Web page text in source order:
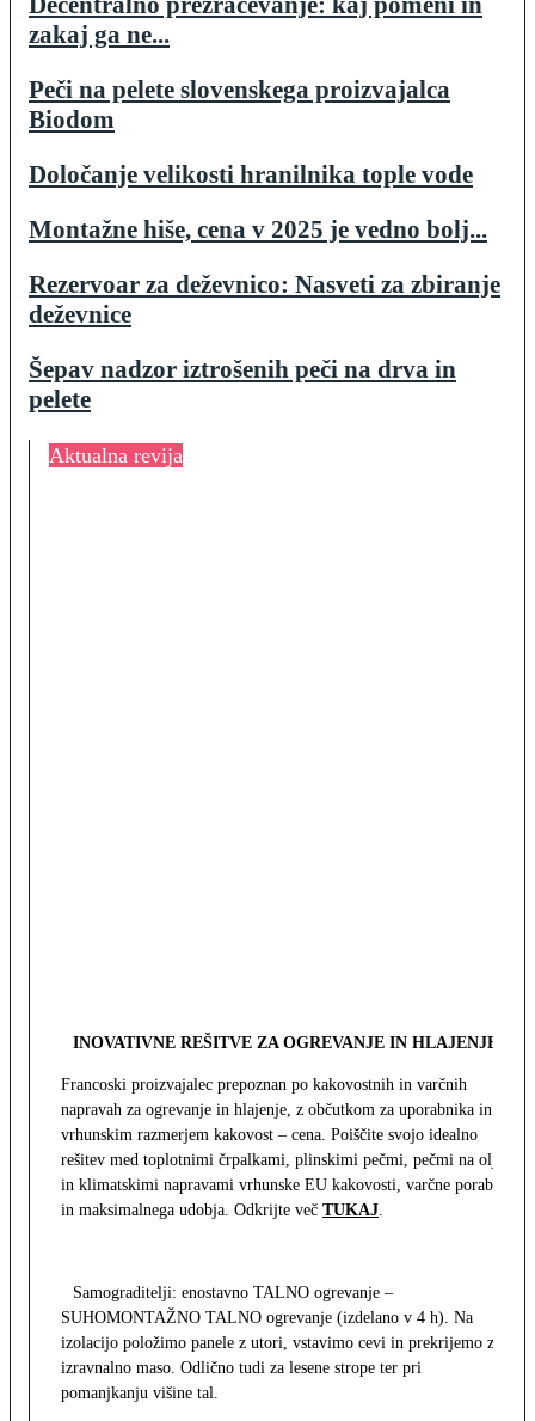
zakaj ga ne...
Peči na pelete slovenskega proizvajalca
Biodom
Določanje velikosti hranilnika tople vode
Montažne hiše, cena v 2025 je vedno bolj...
Rezervoar za deževnico: Nasveti za zbiranje
deževnice
Šepav nadzor iztrošenih peči na drva in
pelete
Aktualna revija
INOVATIVNE REŠITVE ZA OGREVANJE IN HLAJENJE
Francoski proizvajalec prepoznan po kakovostnih in varčnih
napravah za ogrevanje in hlajenje, z občutkom za uporabnika in z
vrhunskim razmerjem kakovost – cena. Poiščite svojo idealno
rešitev med toplotnimi črpalkami, plinskimi pečmi, pečmi na olje
in klimatskimi napravami vrhunske EU kakovosti, varčne porabe
in maksimalnega udobja. Odkrijte več TUKAJ.
Samograditelji: enostavno TALNO ogrevanje –
SUHOMONTAŽNO TALNO ogrevanje (izdelano v 4 h). Na
izolacijo položimo panele z utori, vstavimo cevi in prekrijemo z
izravnalno maso. Odlično tudi za lesene strope ter pri
pomanjkanju višine tal.